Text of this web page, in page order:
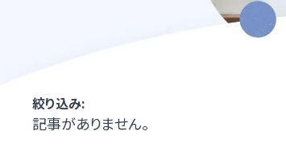
絞り込み:
記事がありません。